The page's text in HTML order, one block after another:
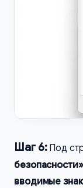
Шаг 6: Под
безопасности»
вводимые